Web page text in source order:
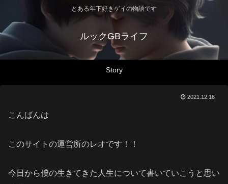
とある年下好きゲイの物語です
ルックGBライフ
Story
2021.12.16
こんばんは
このサイトの運営所のレオです！！
今日から僕の生きてきた人生について書いていこうと思い